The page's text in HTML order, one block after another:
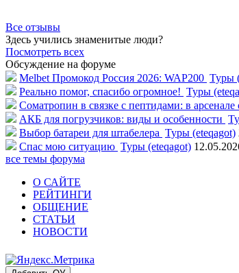
Все отзывы
Здесь учились знаменитые люди?
Посмотреть всех
Обсуждение на форуме
Melbet Промокод Россия 2026: WAP200 Туры
Реально помог, спасибо огромное! Туры
Соматропин в связке с пептидами: в арсенале
АКБ для погрузчиков: виды и особенности
Выбор батареи для штабелера Туры (eteqagot)
Спас мою ситуацию Туры (eteqagot)
все темы форума
О САЙТЕ
РЕЙТИНГИ
ОБЩЕНИЕ
СТАТЬИ
НОВОСТИ